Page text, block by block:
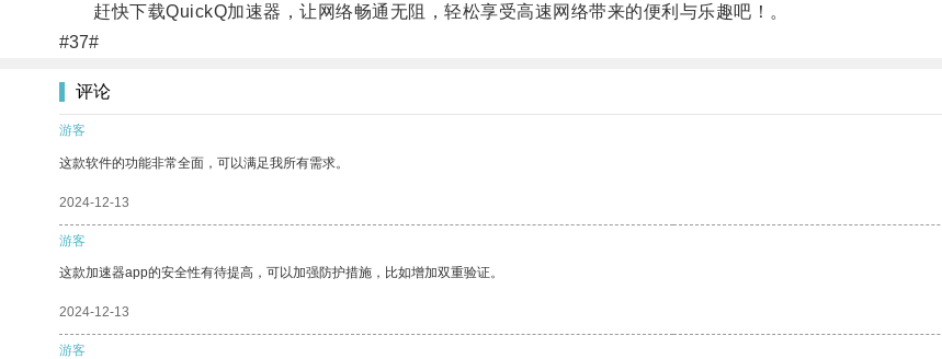
赶快下载QuickQ加速器，让网络畅通无阻，轻松享受高速网络带来的便利与乐趣吧！。
#37#
评论
游客
这款软件的功能非常全面，可以满足我所有需求。
2024-12-13
游客
这款加速器app的安全性有待提高，可以加强防护措施，比如增加双重验证。
2024-12-13
游客